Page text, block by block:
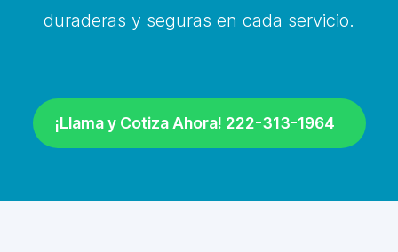
duraderas y seguras en cada servicio.
¡Llama y Cotiza Ahora! 222-313-1964